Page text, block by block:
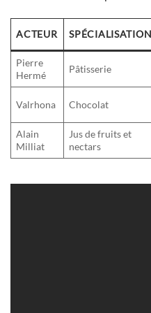
ACTEUR SPÉCIALISATION
Pierre
Hermé
Pâtisserie
Valrhona Chocolat
Alain
Milliat
Jus de fruits et
nectars